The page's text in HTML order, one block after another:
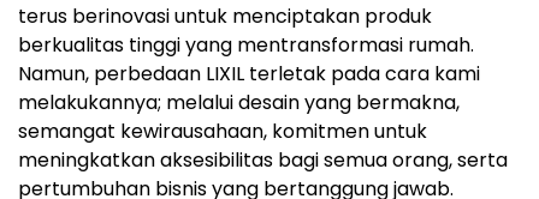
terus berinovasi untuk menciptakan produk
berkualitas tinggi yang mentransformasi rumah.
Namun, perbedaan LIXIL terletak pada cara kami
melakukannya; melalui desain yang bermakna,
semangat kewirausahaan, komitmen untuk
meningkatkan aksesibilitas bagi semua orang, serta
pertumbuhan bisnis yang bertanggung jawab.